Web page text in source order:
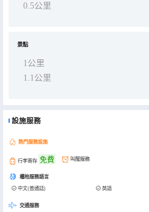
0.5公里
景點
1公里
1.1公里
設施服務
熱門服務設施
行李寄存 免費 叫醒服務
櫃枱服務語言
中文(普通話) 英語
交通服務